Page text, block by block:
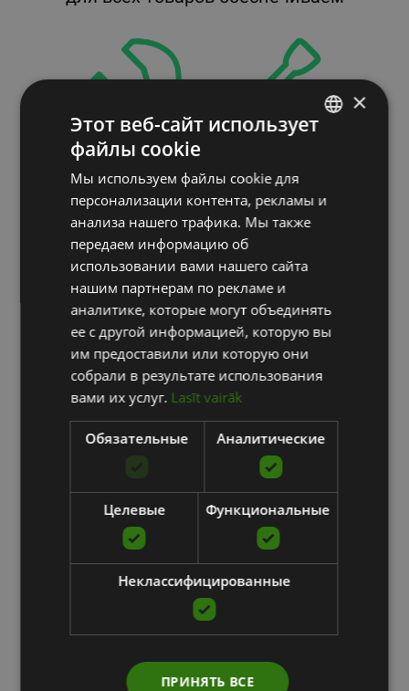
гарантийный
сервис
━━
все товары находятся
×
Этот веб-сайт использует
файлы cookie
Мы используем файлы cookie для
персонализации контента, рекламы и
анализа нашего трафика. Мы также
передаем информацию об
использовании вами нашего сайта
нашим партнерам по рекламе и
аналитике, которые могут объединять
ее с другой информацией, которую вы
им предоставили или которую они
собрали в результате использования
вами их услуг. Lasīt vairāk
Обязательные Аналитические
Целевые Функциональные
Неклассифицированные
ПРИНЯТЬ ВСЕ